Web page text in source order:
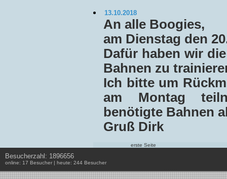
13.10.2018
An alle Boogies,
am Dienstag den
Dafür haben wir
Bahnen zu
Ich bitte um
am Montag
benötigte Bahnen
Gruß Dirk
erste Seite
Besucherzahl: 1896656
online: 17 Besucher | heute: 244 Besucher